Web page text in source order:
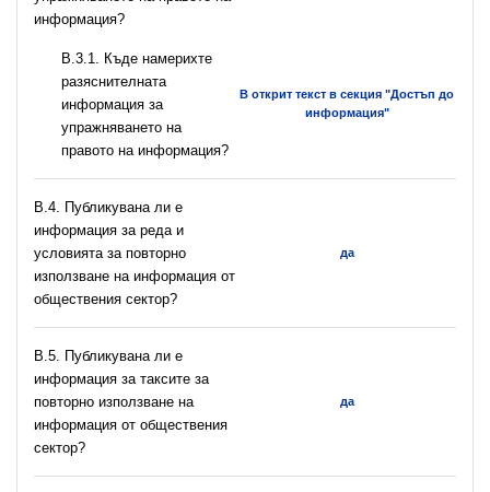
информация?
В.3.1. Къде намерихте
разяснителната
информация за
упражняването на
правото на информация?
В открит текст в секция "Достъп до
информация"
В.4. Публикувана ли е
информация за реда и
условията за повторно
използване на информация от
обществения сектор?
да
В.5. Публикувана ли е
информация за таксите за
повторно използване на
информация от обществения
сектор?
да